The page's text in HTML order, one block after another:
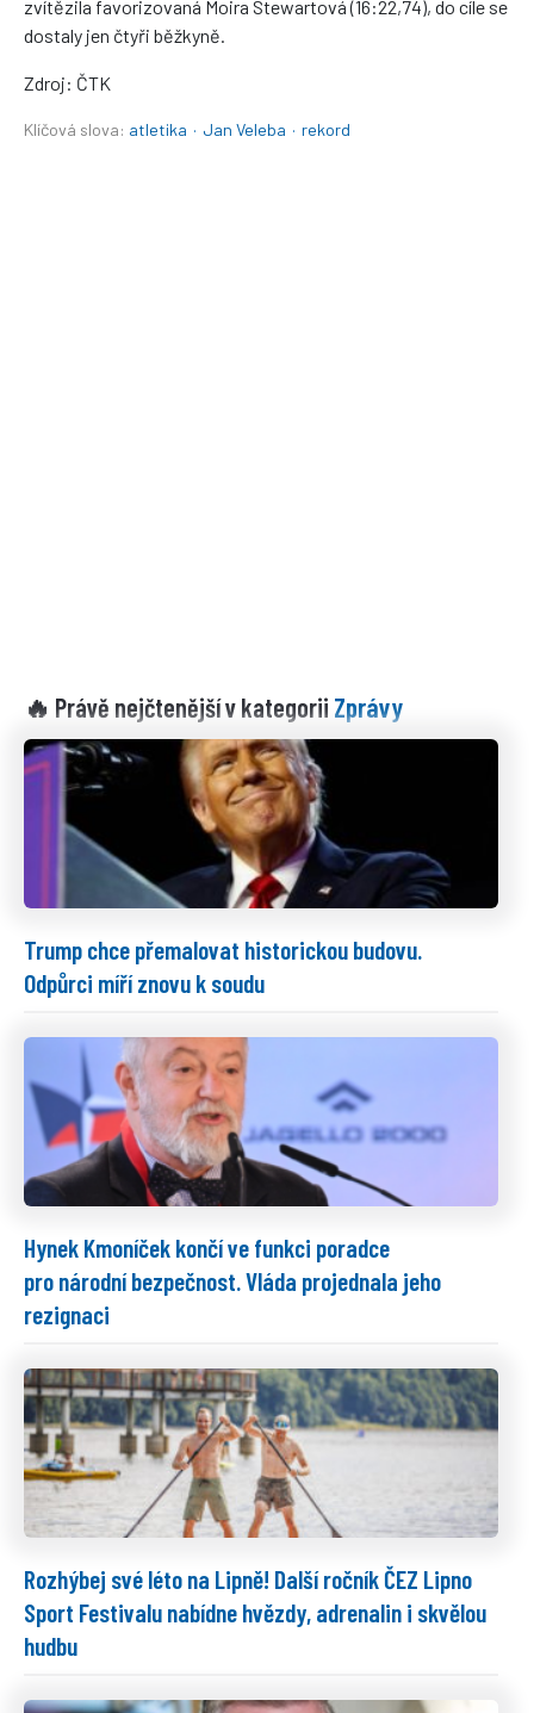
zvítězila favorizovaná Moira Stewartová (16:22,74), do cíle se
dostaly jen čtyři běžkyně.
Zdroj: ČTK
Klíčová slova: atletika · Jan Veleba · rekord
🔥 Právě nejčtenější v kategorii Zprávy
Trump chce přemalovat historickou budovu.
Odpůrci míří znovu k soudu
Hynek Kmoníček končí ve funkci poradce
pro národní bezpečnost. Vláda projednala jeho
rezignaci
Rozhýbej své léto na Lipně! Další ročník ČEZ Lipno
Sport Festivalu nabídne hvězdy, adrenalin i skvělou
hudbu